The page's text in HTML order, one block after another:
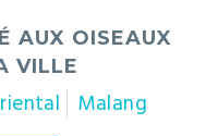
AUX OISEAUX
VILLE
Malang